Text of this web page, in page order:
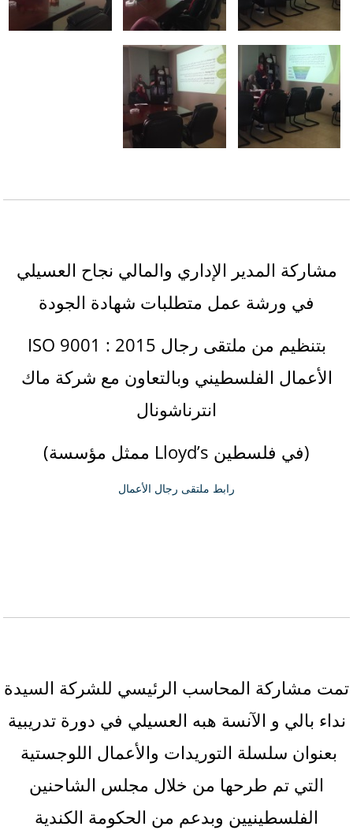
مشاركة المدير الإداري والمالي نجاح العسيلي
في ورشة عمل متطلبات شهادة الجودة
ISO 9001 : 2015 بتنظيم من ملتقى رجال
الأعمال الفلسطيني وبالتعاون مع شركة ماك
انترناشونال
(ممثل مؤسسة Lloyd’s في فلسطين)
رابط ملتقى رجال الأعمال
تمت مشاركة المحاسب الرئيسي للشركة السيدة
نداء بالي و الآنسة هبه العسيلي في دورة تدريبية
بعنوان سلسلة التوريدات والأعمال اللوجستية
التي تم طرحها من خلال مجلس الشاحنين
الفلسطينيين وبدعم من الحكومة الكندية